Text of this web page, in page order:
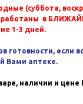
(суббота,
в
1-3 дней.
готовности, если
Вами аптеке.
наличии и